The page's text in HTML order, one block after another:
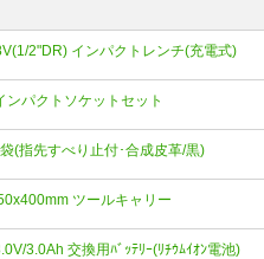
2"DR) インパクトレンチ(充電式)
ンパクトソケットセット
(指先すべり止付･合成皮革/黒)
ツールキャリー
3.0Ah 交換用ﾊﾞｯﾃﾘｰ(ﾘﾁｳﾑｲｵﾝ電池)